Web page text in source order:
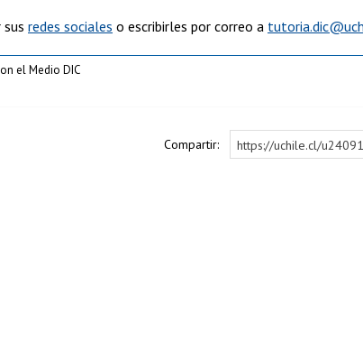
redes sociales o escribirles por correo a
el Medio DIC
Compartir: https://uchile.cl/